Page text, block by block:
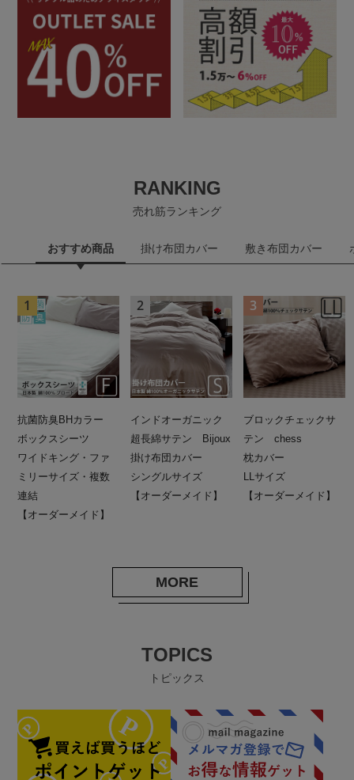
RANKING
売れ筋ランキング
おすすめ商品 掛け布団カバー 敷き布団カバー
抗菌防臭BHカラー
ボックスシーツ
ワイドキング・ファ
ミリーサイズ・複数
連結
【オーダーメイド】
インドオーガニック
超長綿サテン Bijoux
掛け布団カバー
シングルサイズ
【オーダーメイド】
ブロックチェックサ
テン chess
枕カバー
LLサイズ
【オーダーメイド】
MORE
TOPICS
トピックス